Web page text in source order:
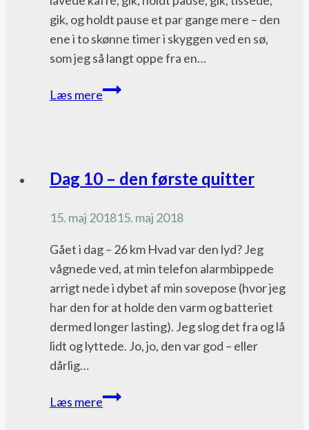
gik, og holdt pause et par gange mere – den
ene i to skønne timer i skyggen ved en sø,
som jeg så langt oppe fra en…
Læs mereDag
Pacific
Trail
Dag 10 – den første quitter
15. maj 201815. maj 2018
Gået i dag – 26 km Hvad var den lyd? Jeg
vågnede ved, at min telefon alarmbippede
arrigt nede i dybet af min sovepose (hvor jeg
har den for at holde den varm og batteriet
dermed longer lasting). Jeg slog det fra og lå
lidt og lyttede. Jo, jo, den var god – eller
dårlig…
Læs mereDag